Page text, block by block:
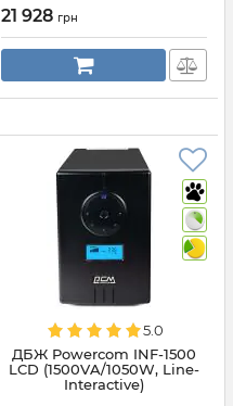
21 928 грн
5.0
ДБЖ Powercom INF-1500
LCD (1500VA/1050W, Line-
Interactive)